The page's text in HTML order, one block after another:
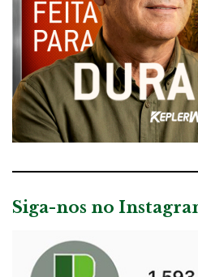
Siga-nos no